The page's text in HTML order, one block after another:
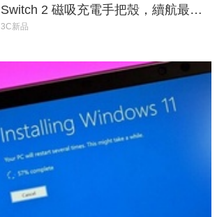
Switch 2 磁吸充電手把殼，續航最高
延長 1.5 倍
3C新品